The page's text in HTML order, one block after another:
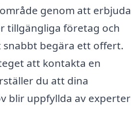
genom att erbjuda
tillgängliga företag och
begära ett offert.
att kontakta en
du att dina
blir uppfyllda av experter